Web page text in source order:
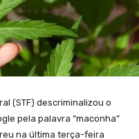
(STF) descriminalizou o
pela palavra “maconha”
na última terça-feira